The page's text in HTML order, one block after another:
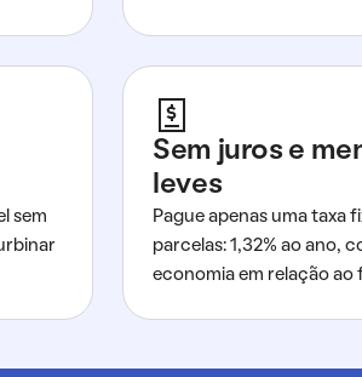
sem
Sem juros e
leves
Pague apenas uma taxa
parcelas: 1,32% ao ano,
economia em relação ao